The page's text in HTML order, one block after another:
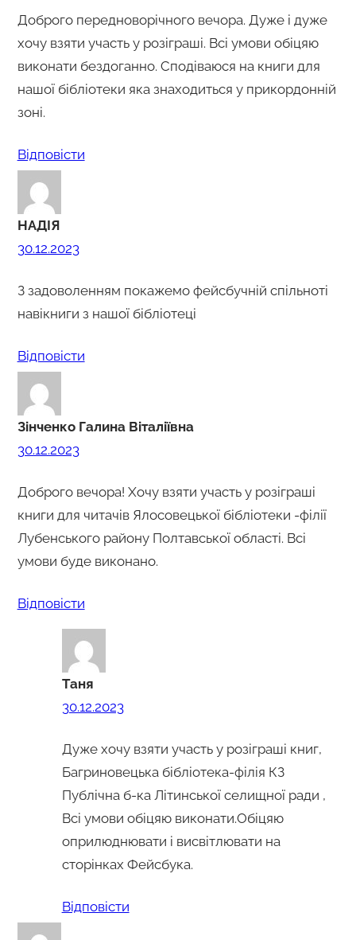
Доброго передноворічного вечора. Дуже і дуже
хочу взяти участь у розіграші. Всі умови обіцяю
виконати бездоганно. Сподіваюся на книги для
нашої бібліотеки яка знаходиться у прикордонній
зоні.
Відповіcти
НАДІЯ
30.12.2023
З задоволенням покажемо фейсбучній спільноті
навікниги з нашої бібліотеці
Відповіcти
Зінченко Галина Віталіївна
30.12.2023
Доброго вечора! Хочу взяти участь у розіграші
книги для читачів Ялосовецької бібліотеки -філії
Лубенського району Полтавської області. Всі
умови буде виконано.
Відповіcти
Таня
30.12.2023
Дуже хочу взяти участь у розіграші книг,
Багриновецька бібліотека-філія КЗ
Публічна б-ка Літинської селищної ради ,
Всі умови обіцяю виконати.Обіцяю
оприлюднювати і висвітлювати на
сторінках Фейсбука.
Відповіcти